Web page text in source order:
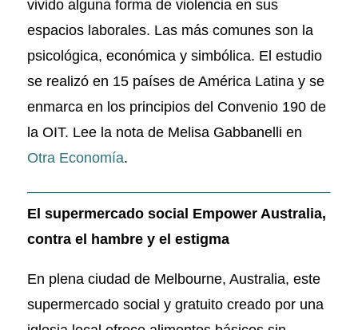
vivido alguna forma de violencia en sus
espacios laborales. Las más comunes son la
psicológica, económica y simbólica. El estudio
se realizó en 15 países de América Latina y se
enmarca en los principios del Convenio 190 de
la OIT. Lee la nota de Melisa Gabbanelli en
Otra Economía.
El supermercado social Empower Australia,
contra el hambre y el estigma
En plena ciudad de Melbourne, Australia, este
supermercado social y gratuito creado por una